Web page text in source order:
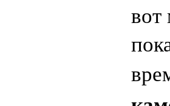
вот